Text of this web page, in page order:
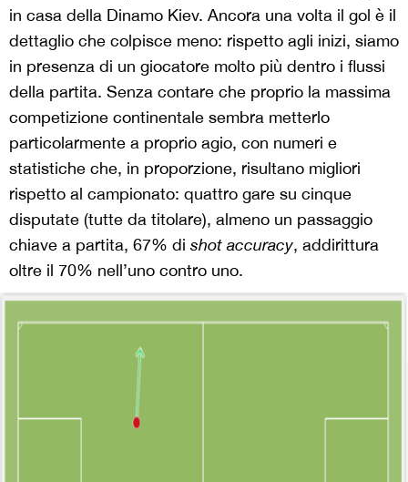
in casa della Dinamo Kiev. Ancora una volta il gol è il
dettaglio che colpisce meno: rispetto agli inizi, siamo
in presenza di un giocatore molto più dentro i flussi
della partita. Senza contare che proprio la massima
competizione continentale sembra metterlo
particolarmente a proprio agio, con numeri e
statistiche che, in proporzione, risultano migliori
rispetto al campionato: quattro gare su cinque
disputate (tutte da titolare), almeno un passaggio
chiave a partita, 67% di shot accuracy, addirittura
oltre il 70% nell’uno contro uno.